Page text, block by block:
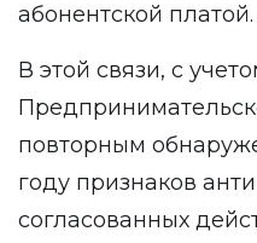
абонентской платой.
В этой связи, с
повторным
году признаков
согласованных